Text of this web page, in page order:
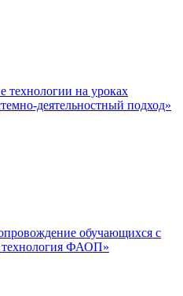
технологии на уроках
деятельностный подход»
обучающихся с
технология ФАОП»